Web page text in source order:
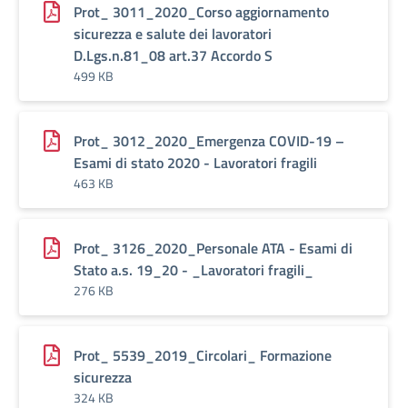
Prot_ 3011_2020_Corso aggiornamento
sicurezza e salute dei lavoratori
D.Lgs.n.81_08 art.37 Accordo S
499 KB
Prot_ 3012_2020_Emergenza COVID-19 –
Esami di stato 2020 - Lavoratori fragili
463 KB
Prot_ 3126_2020_Personale ATA - Esami di
Stato a.s. 19_20 - _Lavoratori fragili_
276 KB
Prot_ 5539_2019_Circolari_ Formazione
sicurezza
324 KB